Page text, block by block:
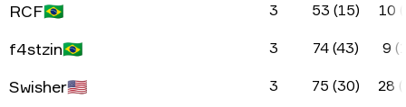
RCF🇧🇷 3 53 (15) 10
f4stzin🇧🇷 3 74 (43) 9
Swisher🇺🇸 3 75 (30) 28